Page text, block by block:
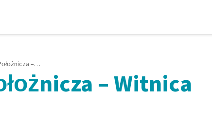
Poradnia Ginekologiczno – Położnicza – Witnica
– Witnica